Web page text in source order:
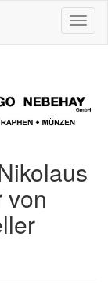
von